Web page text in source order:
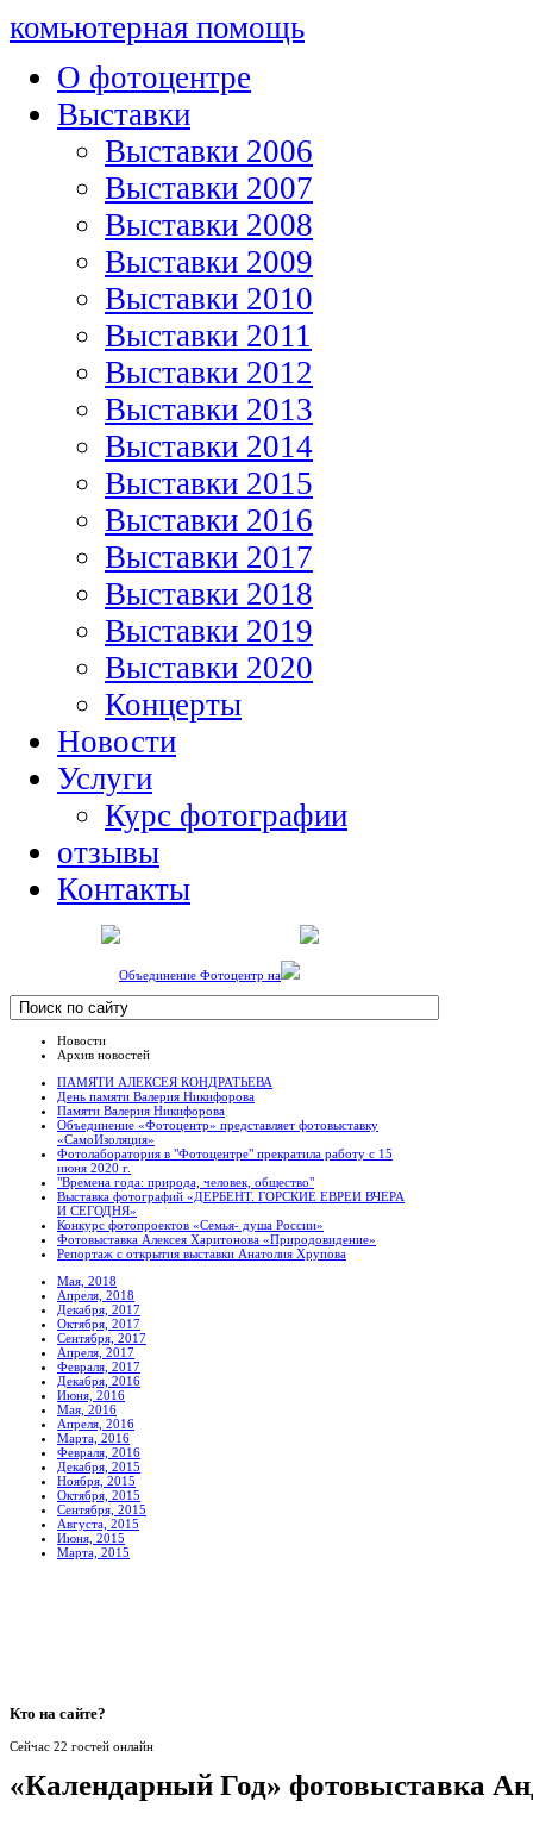
комьютерная помощь
О фотоцентре
Выставки
Выставки 2006
Выставки 2007
Выставки 2008
Выставки 2009
Выставки 2010
Выставки 2011
Выставки 2012
Выставки 2013
Выставки 2014
Выставки 2015
Выставки 2016
Выставки 2017
Выставки 2018
Выставки 2019
Выставки 2020
Концерты
Новости
Услуги
Курс фотографии
отзывы
Контакты
Объединение Фотоцентр на
Новости
Архив новостей
ПАМЯТИ АЛЕКСЕЯ КОНДРАТЬЕВА
День памяти Валерия Никифорова
Памяти Валерия Никифорова
Объединение «Фотоцентр» представляет фотовыставку
«СамоИзоляция»
Фотолаборатория в "Фотоцентре" прекратила работу с 15
июня 2020 г.
"Времена года: природа, человек, общество"
Выставка фотографий «ДЕРБЕНТ. ГОРСКИЕ ЕВРЕИ ВЧЕРА
И СЕГОДНЯ»
Конкурс фотопроектов «Семья- душа России»
Фотовыставка Алексея Харитонова «Природовидение»
Репортаж с открытия выставки Анатолия Хрупова
Мая, 2018
Апреля, 2018
Декабря, 2017
Октября, 2017
Сентября, 2017
Апреля, 2017
Февраля, 2017
Декабря, 2016
Июня, 2016
Мая, 2016
Апреля, 2016
Марта, 2016
Февраля, 2016
Декабря, 2015
Ноября, 2015
Октября, 2015
Сентября, 2015
Августа, 2015
Июня, 2015
Марта, 2015
Кто на сайте?
Сейчас 22 гостей онлайн
«Календарный Год» фотовыставка